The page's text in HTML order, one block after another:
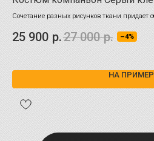
Сочетание разных рисунков ткани придает
25 900 р.27 000 р. –4%
НА